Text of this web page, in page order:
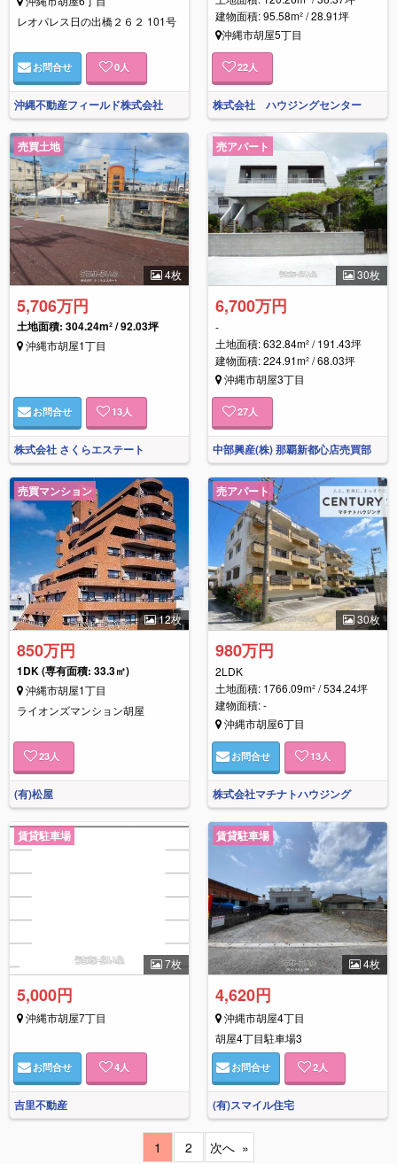
レオパレス日の出橋２６２ 101号
お問合せ 0人
沖縄不動産フィールド株式会社
建物面積: 95.58m² / 28.91坪
沖縄市胡屋5丁目
22人
株式会社 ハウジングセンター
4枚
売買土地
5,706万円
土地面積: 304.24m² / 92.03坪
沖縄市胡屋1丁目
お問合せ 13人
株式会社 さくらエステート
30枚
売アパート
6,700万円
-
土地面積: 632.84m² / 191.43坪
建物面積: 224.91m² / 68.03坪
沖縄市胡屋3丁目
27人
中部興産(株) 那覇新都心店売買部
12枚
売買マンション
850万円
1DK(専有面積: 33.3㎡)
沖縄市胡屋1丁目
ライオンズマンション胡屋
23人
(有)松屋
30枚
売アパート
980万円
2LDK
土地面積: 1766.09m² / 534.24坪
建物面積: -
沖縄市胡屋6丁目
お問合せ 13人
株式会社マチナトハウジング
7枚
賃貸駐車場
5,000円
沖縄市胡屋7丁目
お問合せ 4人
吉里不動産
4枚
賃貸駐車場
4,620円
沖縄市胡屋4丁目
胡屋4丁目駐車場3
お問合せ 2人
(有)スマイル住宅
1 2 次へ